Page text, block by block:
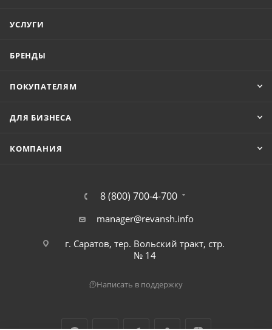
УСЛУГИ
БРЕНДЫ
ПОКУПАТЕЛЯМ
ДЛЯ БИЗНЕСА
КОМПАНИЯ
8 (800) 700-4-700
manager@revansh.info
г. Саратов, тер. Вольский тракт, стр.
№ 14
Написать в поддержку